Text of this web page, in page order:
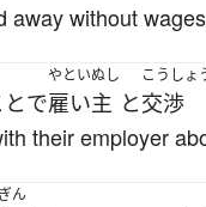
away without
とで
やといぬし
雇い主 と
こうしょ
交渉
their employer
ん